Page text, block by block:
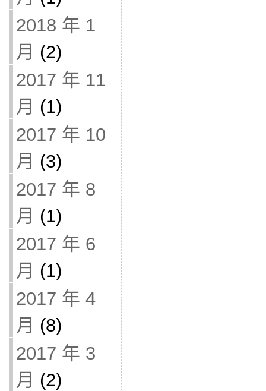
2018 年 1
月 (2)
2017 年 11
月 (1)
2017 年 10
月 (3)
2017 年 8
月 (1)
2017 年 6
月 (1)
2017 年 4
月 (8)
2017 年 3
月 (2)